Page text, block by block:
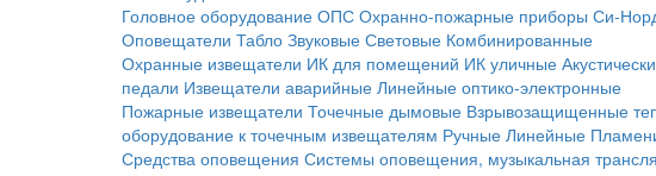
Головное оборудование ОПС Охранно-пожарные приборы Си-
Оповещатели Табло Звуковые Световые Комбинированные
Охранные извещатели ИК для помещений ИК уличные
педали Извещатели аварийные Линейные оптико-электронные
Пожарные извещатели Точечные дымовые Взрывозащищенные
оборудование к точечным извещателям Ручные Линейные
Средства оповещения Системы оповещения, музыкальная